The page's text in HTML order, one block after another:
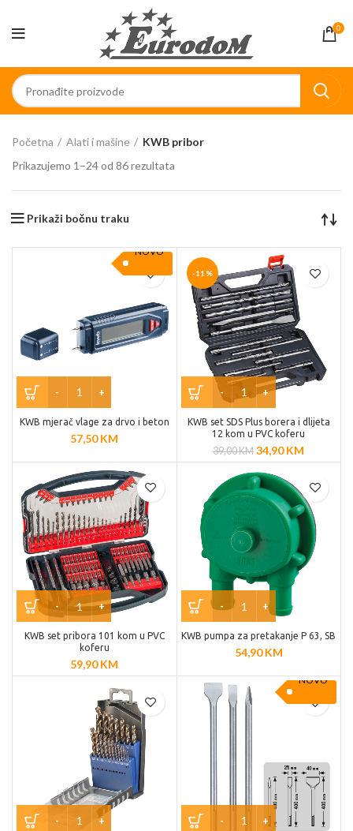
0
Početna Alati i mašine
KWB pribor
Prikazujemo 1–24 od 86 rezultata
Prikaži bočnu traku
NOVO
KWB mjerač vlage za drvo i beton
57,50KM
-11%
KWB set SDS Plus borera i dlijeta
12 kom u PVC koferu
39,00KM 34,90KM
KWB set pribora 101 kom u PVC
koferu
59,90KM
KWB pumpa za pretakanje P 63, SB
54,90KM
NOVO